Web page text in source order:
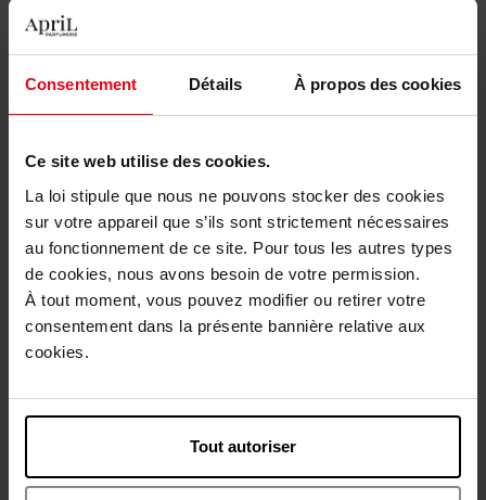
Consentement Détails À propos des cookies
Ce site web utilise des cookies.
La loi stipule que nous ne pouvons stocker des cookies
sur votre appareil que s’ils sont strictement nécessaires
au fonctionnement de ce site. Pour tous les autres types
de cookies, nous avons besoin de votre permission.
À tout moment, vous pouvez modifier ou retirer votre
consentement dans la présente bannière relative aux
cookies.
Tout autoriser
Levering
Dit artikel is momenteel niet beschikbaar
Me verwittigen wanneer het weer beschikbaar
Gratis levering bij aankoop van min. 55€
Gratis retour in je winkelpunt
Gratis verpakking
Beschrijving
Karakteristieken